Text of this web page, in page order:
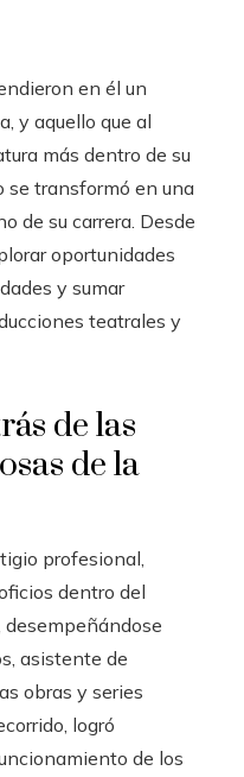
en él un
y aquello que al
más dentro de su
se transformó en una
de su carrera. Desde
oportunidades
y sumar
teatrales y
de las
de la
profesional,
dentro del
asistente de
obras y series
logró
de los